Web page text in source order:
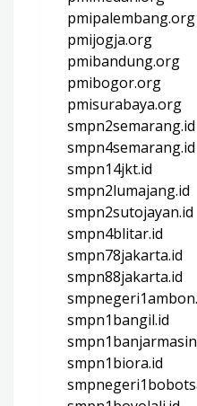
pmipalembang.org
pmijogja.org
pmibandung.org
pmibogor.org
pmisurabaya.org
smpn2semarang.id
smpn4semarang.id
smpn14jkt.id
smpn2lumajang.id
smpn2sutojayan.id
smpn4blitar.id
smpn78jakarta.id
smpn88jakarta.id
smpn1bangil.id
smpn1biora.id